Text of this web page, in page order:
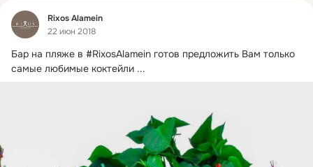
Фид
Rixos Alamein
22 июн 2018
Бар на пляже в #RixosAlamein готов предложить Вам только
самые любимые коктейли ...